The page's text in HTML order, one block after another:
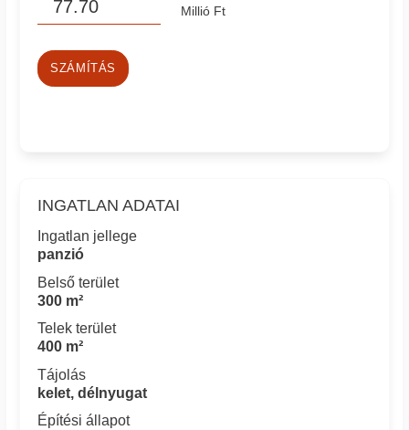
Millió Ft
SZÁMÍTÁS
INGATLAN ADATAI
Ingatlan jellege
panzió
Belső terület
300 m²
Telek terület
400 m²
Tájolás
kelet, délnyugat
Építési állapot